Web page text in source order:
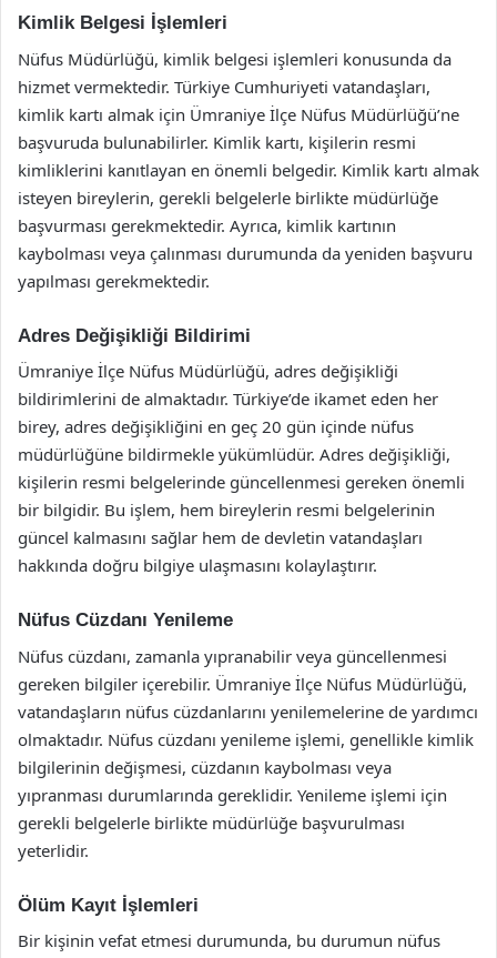
Kimlik Belgesi İşlemleri
Nüfus Müdürlüğü, kimlik belgesi işlemleri konusunda da
hizmet vermektedir. Türkiye Cumhuriyeti vatandaşları,
kimlik kartı almak için Ümraniye İlçe Nüfus Müdürlüğü’ne
başvuruda bulunabilirler. Kimlik kartı, kişilerin resmi
kimliklerini kanıtlayan en önemli belgedir. Kimlik kartı almak
isteyen bireylerin, gerekli belgelerle birlikte müdürlüğe
başvurması gerekmektedir. Ayrıca, kimlik kartının
kaybolması veya çalınması durumunda da yeniden başvuru
yapılması gerekmektedir.
Adres Değişikliği Bildirimi
Ümraniye İlçe Nüfus Müdürlüğü, adres değişikliği
bildirimlerini de almaktadır. Türkiye’de ikamet eden her
birey, adres değişikliğini en geç 20 gün içinde nüfus
müdürlüğüne bildirmekle yükümlüdür. Adres değişikliği,
kişilerin resmi belgelerinde güncellenmesi gereken önemli
bir bilgidir. Bu işlem, hem bireylerin resmi belgelerinin
güncel kalmasını sağlar hem de devletin vatandaşları
hakkında doğru bilgiye ulaşmasını kolaylaştırır.
Nüfus Cüzdanı Yenileme
Nüfus cüzdanı, zamanla yıpranabilir veya güncellenmesi
gereken bilgiler içerebilir. Ümraniye İlçe Nüfus Müdürlüğü,
vatandaşların nüfus cüzdanlarını yenilemelerine de yardımcı
olmaktadır. Nüfus cüzdanı yenileme işlemi, genellikle kimlik
bilgilerinin değişmesi, cüzdanın kaybolması veya
yıpranması durumlarında gereklidir. Yenileme işlemi için
gerekli belgelerle birlikte müdürlüğe başvurulması
yeterlidir.
Ölüm Kayıt İşlemleri
Bir kişinin vefat etmesi durumunda, bu durumun nüfus